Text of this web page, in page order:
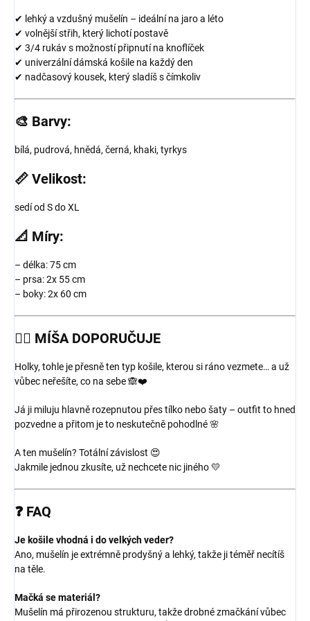
✔ lehký a vzdušný mušelín – ideální na jaro a léto
✔ volnější střih, který lichotí postavě
✔ 3/4 rukáv s možností připnutí na knoflíček
✔ univerzální dámská košile na každý den
✔ nadčasový kousek, který sladíš s čímkoliv
🎨 Barvy:
bílá, pudrová, hnědá, černá, khaki, tyrkys
📏 Velikost:
sedí od S do XL
📐 Míry:
– délka: 75 cm
– prsa: 2x 55 cm
– boky: 2x 60 cm
💁‍♀️ MÍŠA DOPORUČUJE
Holky, tohle je přesně ten typ košile, kterou si ráno vezmete… a už
vůbec neřešíte, co na sebe 🙈❤️
Já ji miluju hlavně rozepnutou přes tílko nebo šaty – outfit to hned
pozvedne a přitom je to neskutečně pohodlné 🌸
A ten mušelín? Totální závislost 😍
Jakmile jednou zkusíte, už nechcete nic jiného 💛
❓ FAQ
Je košile vhodná i do velkých veder?
Ano, mušelín je extrémně prodyšný a lehký, takže ji téměř necítíš
na těle.
Mačká se materiál?
Mušelín má přirozenou strukturu, takže drobné zmačkání vůbec